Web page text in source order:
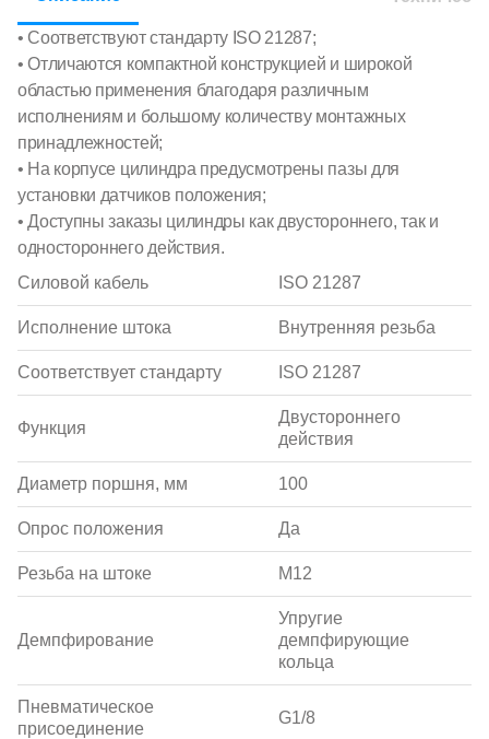
• Соответствуют стандарту ISO 21287;
• Отличаются компактной конструкцией и широкой
областью применения благодаря различным
исполнениям и большому количеству монтажных
принадлежностей;
• На корпусе цилиндра предусмотрены пазы для
установки датчиков положения;
• Доступны заказы цилиндры как двустороннего, так и
одностороннего действия.
Силовой кабель
ISO 21287
Исполнение штока Внутренняя резьба
Соответствует стандарту ISO 21287
Функция
Двустороннего
действия
Диаметр поршня, мм 100
Опрос положения Да
Резьба на штоке M12
Демпфирование
Упругие
демпфирующие
кольца
Пневматическое
присоединение
G1/8